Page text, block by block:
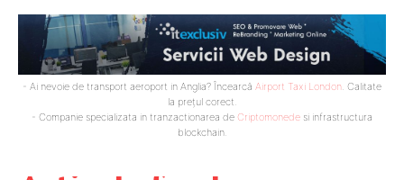
- Ai nevoie de transport aeroport in Anglia? Încearcă Airport Taxi London. Calitate
la prețul corect.
- Companie specializata in tranzactionarea de Criptomonede si infrastructura
blockchain.